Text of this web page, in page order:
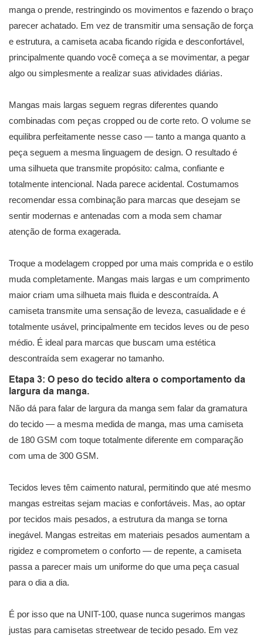
manga o prende, restringindo os movimentos e fazendo o braço
parecer achatado. Em vez de transmitir uma sensação de força
e estrutura, a camiseta acaba ficando rígida e desconfortável,
principalmente quando você começa a se movimentar, a pegar
algo ou simplesmente a realizar suas atividades diárias.
Mangas mais largas seguem regras diferentes quando
combinadas com peças cropped ou de corte reto. O volume se
equilibra perfeitamente nesse caso — tanto a manga quanto a
peça seguem a mesma linguagem de design. O resultado é
uma silhueta que transmite propósito: calma, confiante e
totalmente intencional. Nada parece acidental. Costumamos
recomendar essa combinação para marcas que desejam se
sentir modernas e antenadas com a moda sem chamar
atenção de forma exagerada.
Troque a modelagem cropped por uma mais comprida e o estilo
muda completamente. Mangas mais largas e um comprimento
maior criam uma silhueta mais fluida e descontraída. A
camiseta transmite uma sensação de leveza, casualidade e é
totalmente usável, principalmente em tecidos leves ou de peso
médio. É ideal para marcas que buscam uma estética
descontraída sem exagerar no tamanho.
Etapa 3: O peso do tecido altera o comportamento da
largura da manga.
Não dá para falar de largura da manga sem falar da gramatura
do tecido — a mesma medida de manga, mas uma camiseta
de 180 GSM com toque totalmente diferente em comparação
com uma de 300 GSM.
Tecidos leves têm caimento natural, permitindo que até mesmo
mangas estreitas sejam macias e confortáveis. Mas, ao optar
por tecidos mais pesados, a estrutura da manga se torna
inegável. Mangas estreitas em materiais pesados ​​aumentam a
rigidez e comprometem o conforto — de repente, a camiseta
passa a parecer mais um uniforme do que uma peça casual
para o dia a dia.
É por isso que na UNIT-100, quase nunca sugerimos mangas
justas para camisetas streetwear de tecido pesado. Em vez